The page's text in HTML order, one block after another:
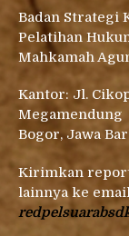
Badan Strategi
Pelatihan
Mahkamah
Kantor: Jl.
Megamendung
Bogor, Jawa
Kirimkan
lainnya ke